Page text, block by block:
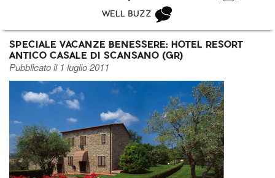
WELL BUZZ
SPECIALE VACANZE BENESSERE: HOTEL RESORT
ANTICO CASALE DI SCANSANO (GR)
Pubblicato il 1 luglio 2011